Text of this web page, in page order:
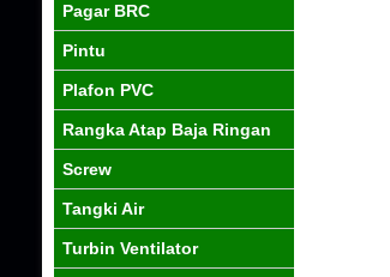
Pagar BRC
Pintu
Plafon PVC
Rangka Atap Baja Ringan
Screw
Tangki Air
Turbin Ventilator